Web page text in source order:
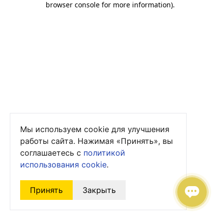
browser console for more information).
Мы используем cookie для улучшения
работы сайта. Нажимая «Принять», вы
соглашаетесь с политикой
использования cookie.
Принять Закрыть